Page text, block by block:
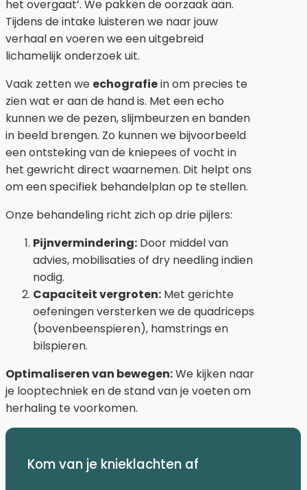
het overgaat’. We pakken de oorzaak aan.
Tijdens de intake luisteren we naar jouw
verhaal en voeren we een uitgebreid
lichamelijk onderzoek uit.
Vaak zetten we echografiein om precies te
zien wat er aan de hand is. Met een echo
kunnen we de pezen, slijmbeurzen en banden
in beeld brengen. Zo kunnen we bijvoorbeeld
een ontsteking van de kniepees of vocht in
het gewricht direct waarnemen. Dit helpt ons
om een specifiek behandelplan op te stellen.
Onze behandeling richt zich op drie pijlers:
Pijnvermindering: Door middel van
advies, mobilisaties of dry needling indien
nodig.
Capaciteit vergroten: Met gerichte
oefeningen versterken we de quadriceps
(bovenbeenspieren), hamstrings en
bilspieren.
Optimaliseren van bewegen:We kijken naar
je looptechniek en de stand van je voeten om
herhaling te voorkomen.
Kom van je knieklachten af